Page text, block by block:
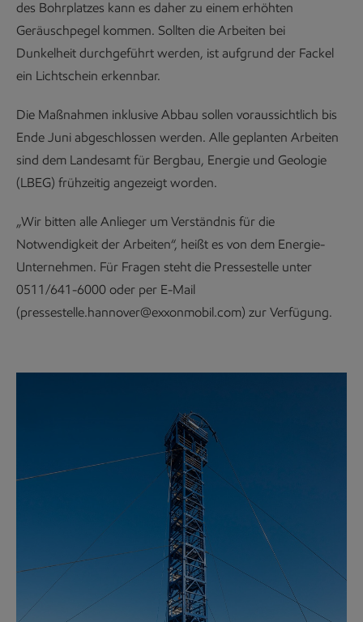
des Bohrplatzes kann es daher zu einem erhöhten
Geräuschpegel kommen. Sollten die Arbeiten bei
Dunkelheit durchgeführt werden, ist aufgrund der Fackel
ein Lichtschein erkennbar.
Die Maßnahmen inklusive Abbau sollen voraussichtlich bis
Ende Juni abgeschlossen werden. Alle geplanten Arbeiten
sind dem Landesamt für Bergbau, Energie und Geologie
(LBEG) frühzeitig angezeigt worden.
„Wir bitten alle Anlieger um Verständnis für die
Notwendigkeit der Arbeiten“, heißt es von dem Energie-
Unternehmen. Für Fragen steht die Pressestelle unter
0511/641-6000 oder per E-Mail
(pressestelle.hannover@exxonmobil.com) zur Verfügung.